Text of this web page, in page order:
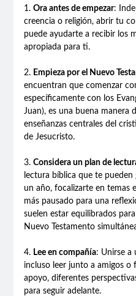
1. Ora antes de empezar:
creencia o religión, abrir tu
puede ayudarte a recibir los
apropiada para ti.
2. Empieza por el Nuevo
encuentran que comenzar
específicamente con los
Juan), es una buena manera
enseñanzas centrales del
de Jesucristo.
3. Considera un plan de
lectura bíblica que te pueden
un año, focalizarte en temas
más pausado para una
suelen estar equilibrados
Nuevo Testamento
4. Lee en compañía: Unirse a
incluso leer junto a amigos o
apoyo, diferentes
para seguir adelante.